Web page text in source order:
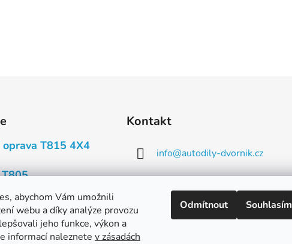
abychom Vám umožnili
webu a díky analýze provozu
jeho funkce, výkon a
informací naleznete v zásadách
Odmítnout Souhlasím
T815 4X4
T603
Kontakt
info@autodily-dvornik.cz
739 660 721